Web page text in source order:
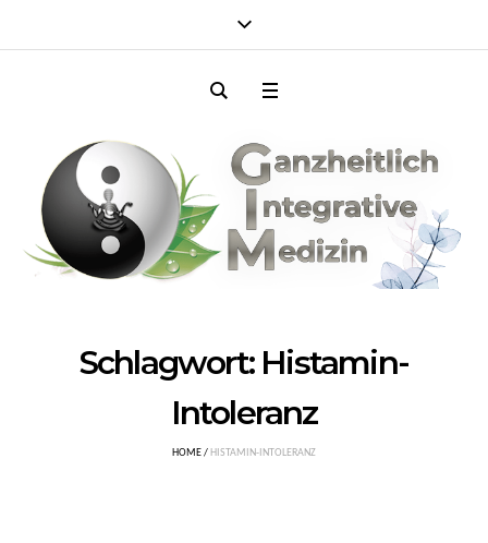
Schlagwort: Histamin-
Intoleranz
HOME/ HISTAMIN-INTOLERANZ